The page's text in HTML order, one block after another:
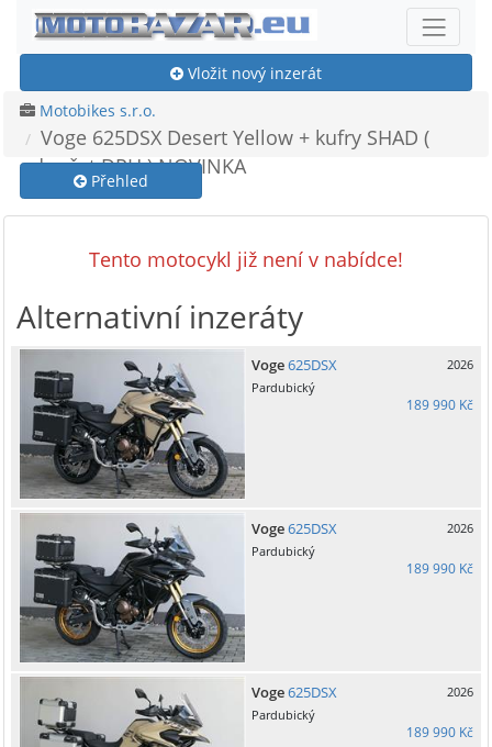
Vložit nový inzerát
Motobikes s.r.o.
Voge 625DSX Desert Yellow + kufry SHAD (
odpočet DPH ) NOVINKA
Přehled
Tento motocykl již není v nabídce!
Alternativní inzeráty
Voge625DSX
2026
Pardubický
189 990 Kč
Voge625DSX
2026
Pardubický
189 990 Kč
Voge625DSX
2026
Pardubický
189 990 Kč